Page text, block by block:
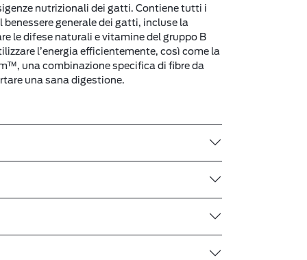
nutrizionali dei gatti. Contiene tutti i
generale dei gatti, incluse la
le difese naturali e vitamine del gruppo B
l’energia efficientemente, così come la
una combinazione specifica di fibre da
una sana digestione.